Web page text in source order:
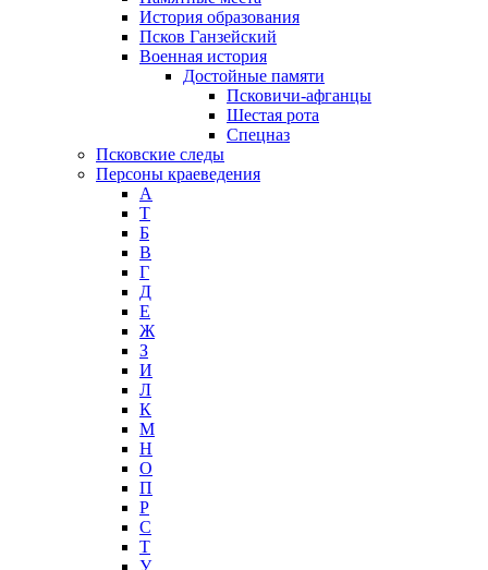
История образования
Псков Ганзейский
Военная история
Достойные памяти
Псковичи-афганцы
Шестая рота
Спецназ
Псковские следы
Персоны краеведения
А
T
Б
В
Г
Д
Е
Ж
З
И
Л
К
М
Н
О
П
Р
С
Т
У